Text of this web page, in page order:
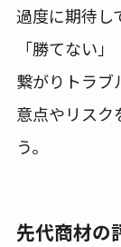
過度に期待し
「勝てない
繋がりトラブ
意点やリスク
う。
先代商材の